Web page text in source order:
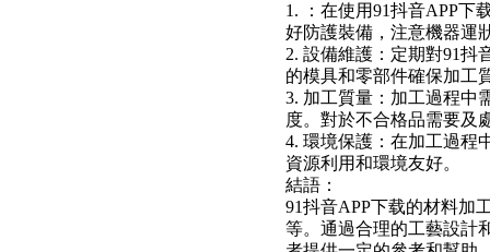
1. ：在使用91抖音APP下
好防護裝備，注意機器運
2. 設備維護：定期對91抖
的模具和零部件確保加工
3. 加工質量：加工過程中
度。對於不合格品需要及
4. 環境保護：在加工過程
資源利用和環境友好。
結語：
91抖音APP下载的材料加
等。通過合理的工藝設計